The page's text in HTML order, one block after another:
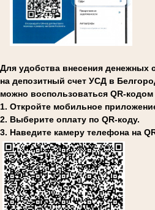
Для удобства внесения денежных
на депозитный счет УСД в
можно воспользоваться QR-кодом
1. Откройте мобильное
2. Выберите оплату по QR-коду.
3. Наведите камеру телефона на